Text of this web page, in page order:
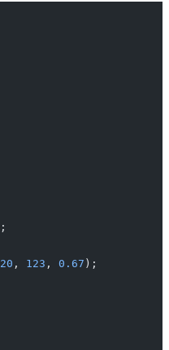
;
20 , 123 , 0.67 );